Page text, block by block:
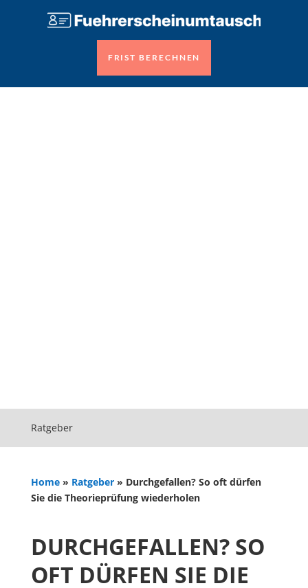
FRIST BERECHNEN
Ratgeber
Home» Ratgeber» Durchgefallen? So oft dürfen
Sie die Theorieprüfung wiederholen
DURCHGEFALLEN? SO
OFT DÜRFEN SIE DIE